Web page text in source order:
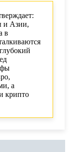
365 дней
и KPI для
и Азии,
в
а
крипто